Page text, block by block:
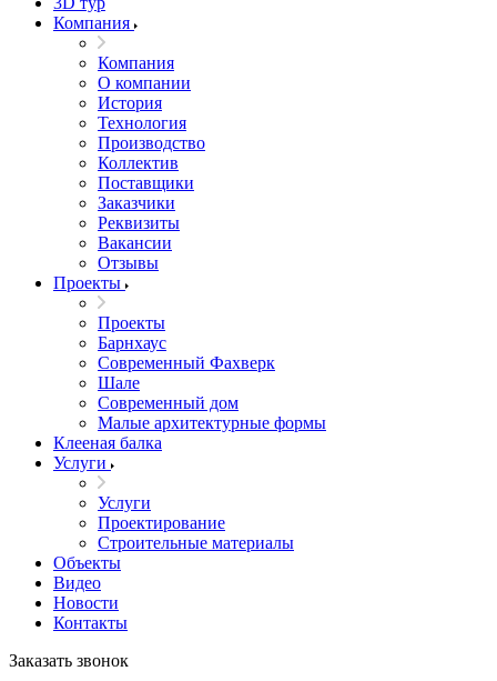
Компания
Компания
О компании
История
Технология
Производство
Коллектив
Поставщики
Заказчики
Реквизиты
Вакансии
Отзывы
Проекты
Проекты
Барнхаус
Современный Фахверк
Шале
Современный дом
Малые архитектурные формы
Клееная балка
Услуги
Услуги
Проектирование
Строительные материалы
Объекты
Видео
Новости
Контакты
Заказать звонок